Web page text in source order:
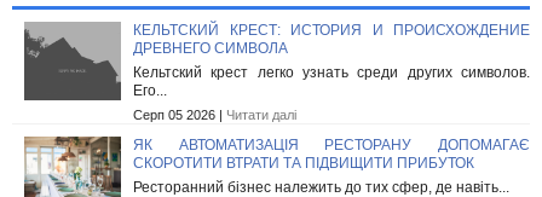
КЕЛЬТСКИЙ КРЕСТ: ИСТОРИЯ И ПРОИСХОЖДЕНИЕ
ДРЕВНЕГО СИМВОЛА
Кельтский крест легко узнать среди других символов.
Его...
Серп 05 2026 | Читати далі
ЯК АВТОМАТИЗАЦІЯ РЕСТОРАНУ ДОПОМАГАЄ
СКОРОТИТИ ВТРАТИ ТА ПІДВИЩИТИ ПРИБУТОК
Ресторанний бізнес належить до тих сфер, де навіть...